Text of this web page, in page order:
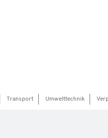
Transport Umwelttechnik